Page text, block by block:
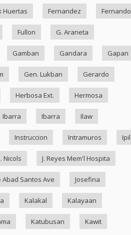
Huertas Fernandez Fernando
Fullon G. Araneta
Gamban Gandara Gapan
Gen. Lukban Gerardo
Herbosa Ext. Hermosa
Ibarra Ibarra Ilaw
Instruccion Intramuros Ipil
Nicols J. Reyes Mem'l Hospita
Abad Santos Ave Josefina
Kalakal Kalayaan
Katubusan Kawit